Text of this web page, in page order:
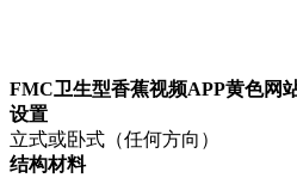
FMC卫生型香蕉视频APP黄色网
设置
立式或卧式（任何方向）
结构材料